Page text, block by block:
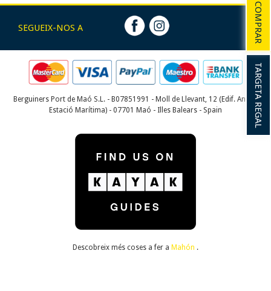
COMPRAR
TARGETA REGAL
SEGUEIX-NOS A
Berguiners Port de Maó S.L. - B07851991 - Moll de Llevant, 12 (Edif. Antiga
Estació Marítima) - 07701 Maó - Illes Balears - Spain
Descobreix més coses a fer a Mahón .